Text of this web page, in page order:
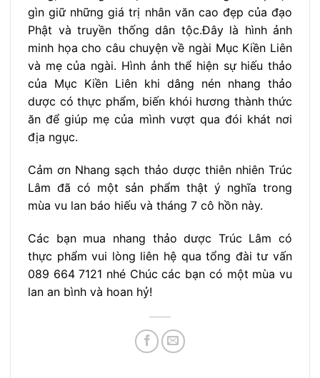
gìn giữ những giá trị nhân văn cao đẹp của đạo
Phật và truyền thống dân tộc.Đây là hình ảnh
minh họa cho câu chuyện về ngài Mục Kiền Liên
và mẹ của ngài. Hình ảnh thể hiện sự hiếu thảo
của Mục Kiền Liên khi dâng nén nhang thảo
dược có thực phẩm, biến khói hương thành thức
ăn để giúp mẹ của mình vượt qua đói khát nơi
địa ngục.
Cảm ơn Nhang sạch thảo dược thiên nhiên Trúc
Lâm đã có một sản phẩm thật ý nghĩa trong
mùa vu lan báo hiếu và tháng 7 cô hồn này.
Các bạn mua nhang thảo dược Trúc Lâm có
thực phẩm vui lòng liên hệ qua tổng đài tư vấn
089 664 7121 nhé Chúc các bạn có một mùa vu
lan an bình và hoan hỷ!